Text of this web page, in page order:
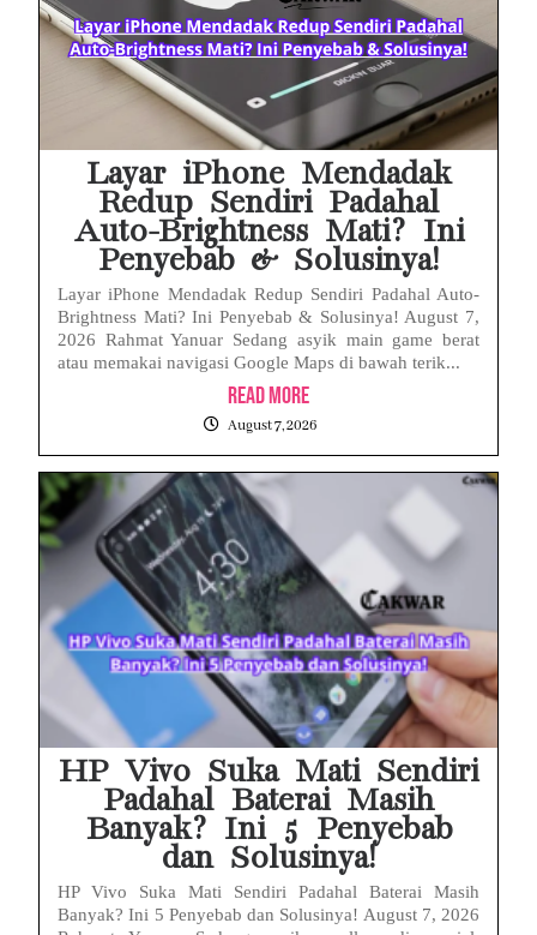
Babak Baru Kasus Febrie Adriansyah, Rencana Praperadilan Penyitaan Emas dan Uang Tunai Jadi Sorotan
Baterai Apple Watch Cepat Boros? Ini Penyebab dan Cara Mengatasinya
HP Huawei Cepat Panas? Ini Penyebab Utama dan Cara Mengatasinya
Layar iPhone Mendadak
Redup Sendiri Padahal
Auto-Brightness Mati? Ini
Penyebab & Solusinya!
Layar iPhone Mendadak Redup Sendiri Padahal Auto-
Brightness Mati? Ini Penyebab & Solusinya! August 7,
2026 Rahmat Yanuar Sedang asyik main game berat
atau memakai navigasi Google Maps di bawah terik...
Read More
August 7, 2026
HP Vivo Suka Mati Sendiri
Padahal Baterai Masih
Banyak? Ini 5 Penyebab
dan Solusinya!
HP Vivo Suka Mati Sendiri Padahal Baterai Masih
Banyak? Ini 5 Penyebab dan Solusinya! August 7, 2026